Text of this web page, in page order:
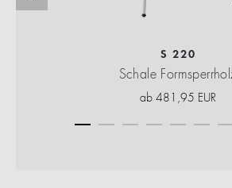
S 220
Schale
ab 481,95 EUR